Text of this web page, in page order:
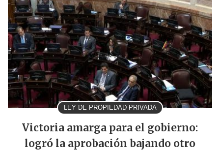
LEY DE PROPIEDAD PRIVADA
Victoria amarga para el gobierno:
logró la aprobación bajando otro